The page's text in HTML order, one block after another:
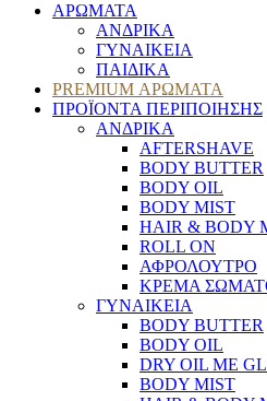
ΑΡΩΜΑΤΑ
ΑΝΔΡΙΚΑ
ΓΥΝΑΙΚΕΙΑ
ΠΑΙΔΙΚΑ
PREMIUM ΑΡΩΜΑΤΑ
ΠΡΟΪΟΝΤΑ ΠΕΡΙΠΟΙΗΣΗΣ
ΑΝΔΡΙΚΑ
AFTERSHAVE
BODY BUTTER
BODY OIL
BODY MIST
HAIR & BODY
ROLL ON
ΑΦΡΟΛΟΥΤΡΟ
ΚΡΕΜΑ
ΓΥΝΑΙΚΕΙΑ
BODY BUTTER
BODY OIL
DRY OIL ΜΕ
BODY MIST